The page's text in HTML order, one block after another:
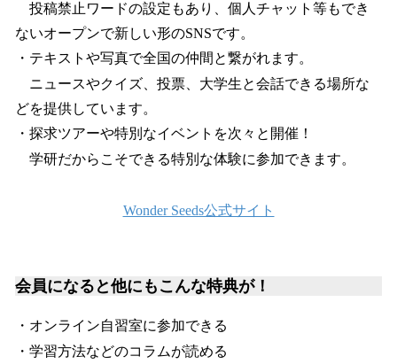
投稿禁止ワードの設定もあり、個人チャット等もでき
ないオープンで新しい形のSNSです。
・テキストや写真で全国の仲間と繋がれます。
ニュースやクイズ、投票、大学生と会話できる場所な
どを提供しています。
・探求ツアーや特別なイベントを次々と開催！
学研だからこそできる特別な体験に参加できます。
Wonder Seeds公式サイト
会員になると他にもこんな特典が！
・オンライン自習室に参加できる
・学習方法などのコラムが読める